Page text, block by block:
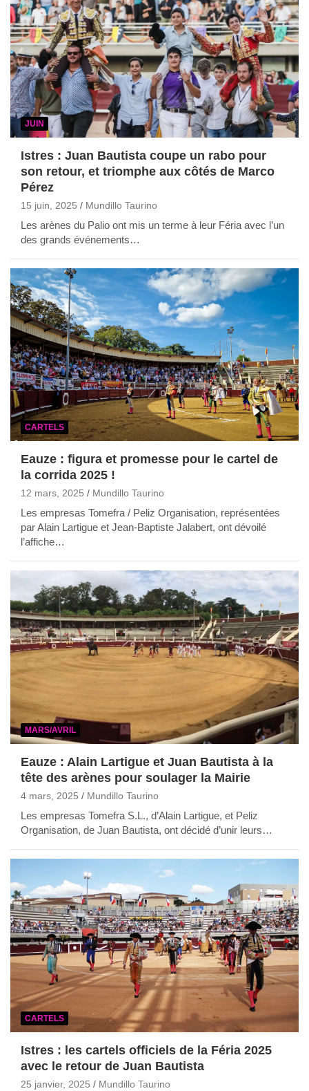
JUIN
Istres : Juan Bautista coupe un rabo pour
son retour, et triomphe aux côtés de Marco
Pérez
15 juin, 2025 Mundillo Taurino
Les arènes du Palio ont mis un terme à leur Féria avec l’un
des grands événements…
CARTELS
Eauze : figura et promesse pour le cartel de
la corrida 2025 !
12 mars, 2025 Mundillo Taurino
Les empresas Tomefra / Peliz Organisation, représentées
par Alain Lartigue et Jean-Baptiste Jalabert, ont dévoilé
l’affiche…
MARS/AVRIL
Eauze : Alain Lartigue et Juan Bautista à la
tête des arènes pour soulager la Mairie
4 mars, 2025 Mundillo Taurino
Les empresas Tomefra S.L., d’Alain Lartigue, et Peliz
Organisation, de Juan Bautista, ont décidé d’unir leurs…
CARTELS
Istres : les cartels officiels de la Féria 2025
avec le retour de Juan Bautista
25 janvier, 2025 Mundillo Taurino